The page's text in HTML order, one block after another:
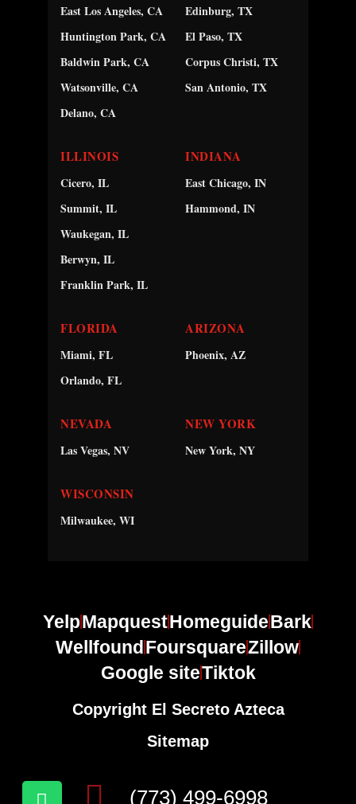
East Los Angeles, CA
Huntington Park, CA
Baldwin Park, CA
Watsonville, CA
Delano, CA
Edinburg, TX
El Paso, TX
Corpus Christi, TX
San Antonio, TX
ILLINOIS
Cicero, IL
Summit, IL
Waukegan, IL
Berwyn, IL
Franklin Park, IL
INDIANA
East Chicago, IN
Hammond, IN
FLORIDA
Miami, FL
Orlando, FL
ARIZONA
Phoenix, AZ
NEVADA
Las Vegas, NV
NEW YORK
New York, NY
WISCONSIN
Milwaukee, WI
YelpMapquestHomeguideBark
WellfoundFoursquareZillow
Google siteTiktok
Copyright El Secreto Azteca
Sitemap
(773) 499-6998